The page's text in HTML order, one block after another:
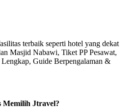
terbaik seperti hotel yang dekat
Masjid Nabawi, Tiket PP Pesawat,
Guide Berpengalaman &
Memilih Jtravel?